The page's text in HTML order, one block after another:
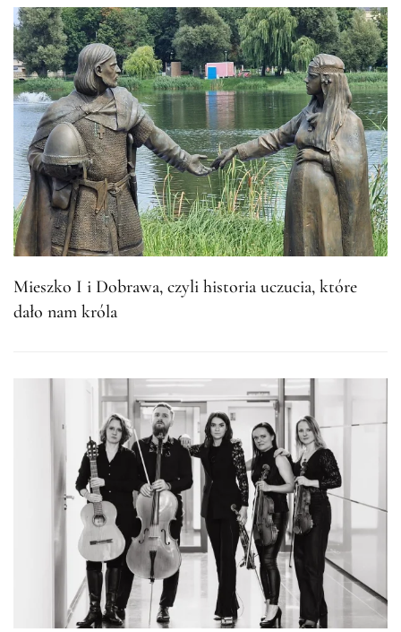
Mieszko I i Dobrawa, czyli historia uczucia, które
dało nam króla